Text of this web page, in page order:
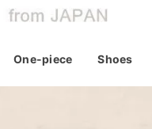
One-piece Shoes